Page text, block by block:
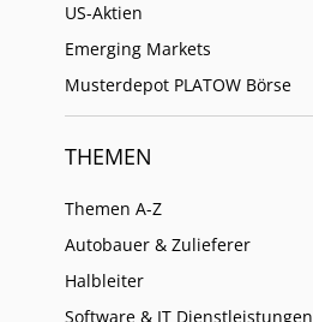
US-Aktien
Emerging Markets
Musterdepot PLATOW Börse
THEMEN
Themen A-Z
Autobauer & Zulieferer
Halbleiter
Software & IT Dienstleistungen